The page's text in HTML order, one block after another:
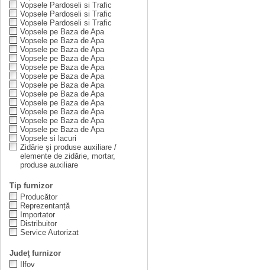
Vopsele Pardoseli si Trafic
Vopsele Pardoseli si Trafic
Vopsele Pardoseli si Trafic
Vopsele pe Baza de Apa
Vopsele pe Baza de Apa
Vopsele pe Baza de Apa
Vopsele pe Baza de Apa
Vopsele pe Baza de Apa
Vopsele pe Baza de Apa
Vopsele pe Baza de Apa
Vopsele pe Baza de Apa
Vopsele pe Baza de Apa
Vopsele pe Baza de Apa
Vopsele pe Baza de Apa
Vopsele pe Baza de Apa
Vopsele si lacuri
Zidărie și produse auxiliare /
elemente de zidărie, mortar,
produse auxiliare
Tip furnizor
Producător
Reprezentanță
Importator
Distribuitor
Service Autorizat
Judeţ furnizor
Ilfov